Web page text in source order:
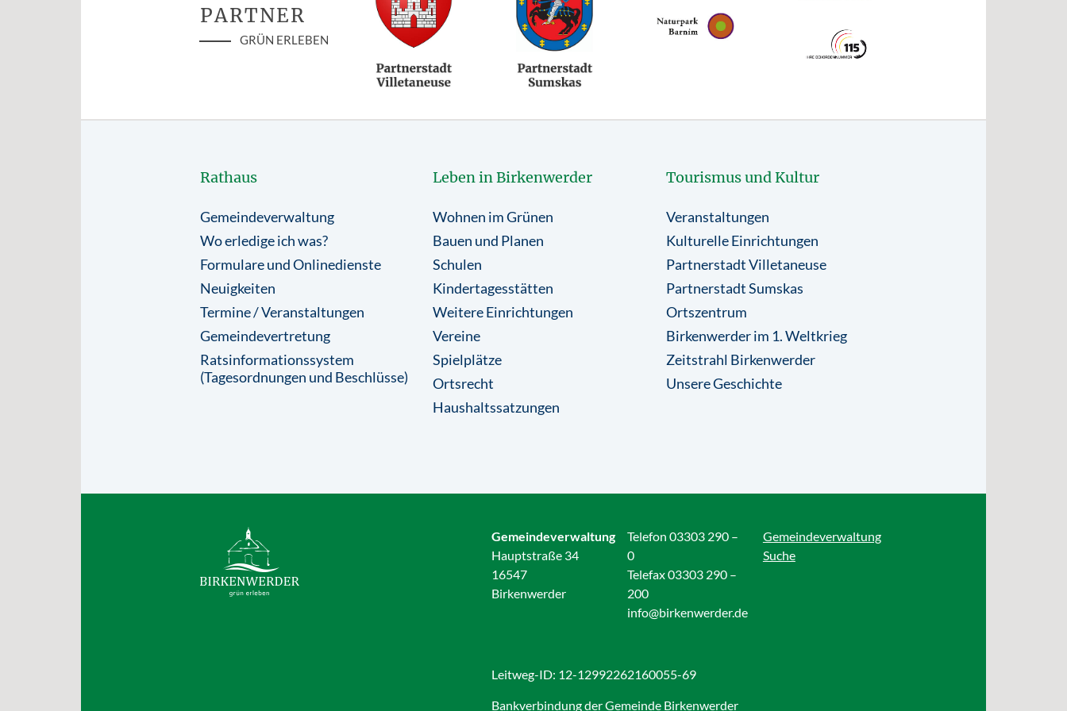
PARTNER
GRÜN ERLEBEN
Rathaus
Gemeindeverwaltung
Wo erledige ich was?
Formulare und Onlinedienste
Neuigkeiten
Termine / Veranstaltungen
Gemeindevertretung
Ratsinformationssystem
(Tagesordnungen und Beschlüsse)
Leben in Birkenwerder
Wohnen im Grünen
Bauen und Planen
Schulen
Kindertagesstätten
Weitere Einrichtungen
Vereine
Spielplätze
Ortsrecht
Haushaltssatzungen
Tourismus und Kultur
Veranstaltungen
Kulturelle Einrichtungen
Partnerstadt Villetaneuse
Partnerstadt Sumskas
Ortszentrum
Birkenwerder im 1. Weltkrieg
Zeitstrahl Birkenwerder
Unsere Geschichte
Gemeindeverwaltung
Hauptstraße 34
16547
Birkenwerder
Telefon 03303 290 –
0
Telefax 03303 290 –
200
info@birkenwerder.de
Gemeindeverwaltung
Suche
Leitweg-ID: 12-12992262160055-69
Bankverbindung der Gemeinde Birkenwerder